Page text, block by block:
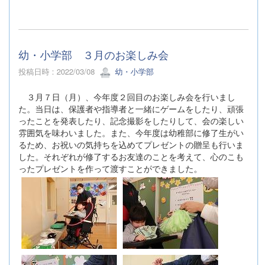
幼・小学部 ３月のお楽しみ会
投稿日時 : 2022/03/08 幼・小学部
３月７日（月）、今年度２回目のお楽しみ会を行いまし
た。当日は、保護者や指導者と一緒にゲームをしたり、頑張
ったことを発表したり、記念撮影をしたりして、会の楽しい
雰囲気を味わいました。また、今年度は幼稚部に修了生がい
るため、お祝いの気持ちを込めてプレゼントの贈呈も行いま
した。それぞれが修了するお友達のことを考えて、心のこも
ったプレゼントを作って渡すことができました。